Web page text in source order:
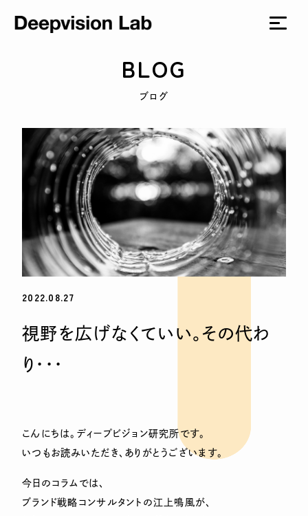
BLOG
ブログ
2022.08.27
視野を広げなくていい。その代わ
り・・・
こんにちは。ディープビジョン研究所です。
いつもお読みいただき、ありがとうございます。
今日のコラムでは、
ブランド戦略コンサルタントの江上鳴風が、